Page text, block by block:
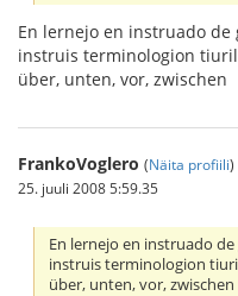
En lernejo en instruado
instruis terminologion
über, unten, vor, zwischen
FrankoVoglero (Näita profiili)
25. juuli 2008 5:59.35
En lernejo en instruado
instruis terminologion
über, unten, vor, zwischen